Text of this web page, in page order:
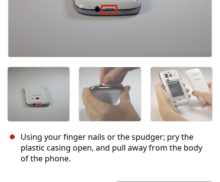
Using your finger nails or the spudger; pry the
plastic casing open, and pull away from the body
of the phone.